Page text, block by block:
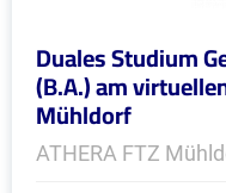
Duales Studium
(B.A.) am
Mühldorf
ATHERA FTZ